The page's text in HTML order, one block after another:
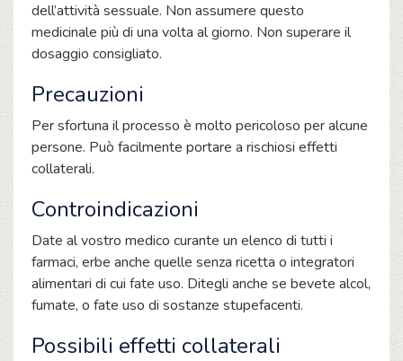
dell’attività sessuale. Non assumere questo
medicinale più di una volta al giorno. Non superare il
dosaggio consigliato.
Precauzioni
Per sfortuna il processo è molto pericoloso per alcune
persone. Può facilmente portare a rischiosi effetti
collaterali.
Controindicazioni
Date al vostro medico curante un elenco di tutti i
farmaci, erbe anche quelle senza ricetta o integratori
alimentari di cui fate uso. Ditegli anche se bevete alcol,
fumate, o fate uso di sostanze stupefacenti.
Possibili effetti collaterali